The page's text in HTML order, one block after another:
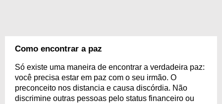
Como encontrar a paz
Só existe uma maneira de encontrar a verdadeira paz:
você precisa estar em paz com o seu irmão. O
preconceito nos distancia e causa discórdia. Não
discrimine outras pessoas pelo status financeiro ou